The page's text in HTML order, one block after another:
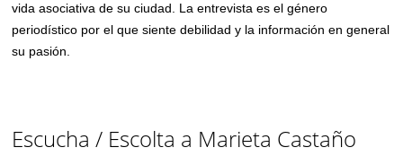
vida asociativa de su ciudad. La entrevista es el género
periodístico por el que siente debilidad y la información en general
su pasión.
Escucha / Escolta a Marieta Castaño